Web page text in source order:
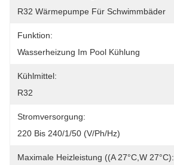
R32 Wärmepumpe Für Schwimmbäder
Funktion:
Wasserheizung Im Pool Kühlung
Kühlmittel:
R32
Stromversorgung:
220 Bis 240/1/50 (V/Ph/Hz)
Maximale Heizleistung ((A 27°C,W 27°C):